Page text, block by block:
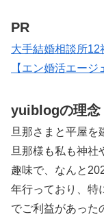
PR
大手結婚相談所
【エン婚活エージ
yuiblogの理念
旦那さまと平屋を
旦那様も私も神社
趣味で、なんと
年行っており、特
でご利益があった